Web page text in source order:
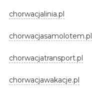
chorwacjalinia.pl
chorwacjasamolotem.pl
chorwacjatransport.pl
chorwacjawakacje.pl